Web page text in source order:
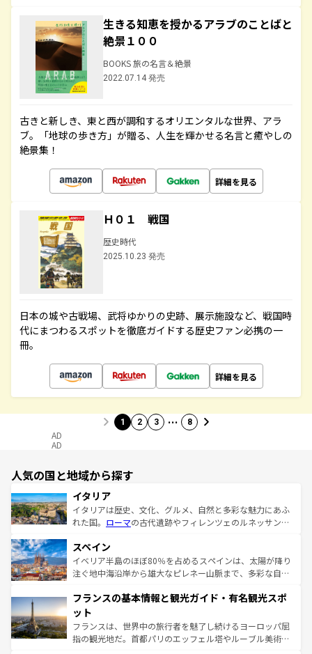
生きる知恵を授かるアラブのことばと
絶景１００
BOOKS 旅の名言＆絶景
2022.07.14 発売
古きと新しき、東と西が調和するオリエンタルな世界、アラ
ブ。「地球の歩き方」が贈る、人生を輝かせる名言と癒やしの
絶景集！
詳細を見る
Ｈ０１ 戦国
歴史時代
2025.10.23 発売
日本の城や古戦場、武将ゆかりの史跡、展示施設など、戦国時
代にまつわるスポットを徹底ガイドする歴史ファン必携の一
冊。
詳細を見る
1 2 3 … 8
AD
AD
人気の国と地域から探す
イタリア
イタリアは歴史、文化、グルメ、自然と多彩な魅力にあふ
れた国。 ローマの古代遺跡やフィレンツェのルネッサンス
ろん、トスカーナの美しい田園風景やアマルフィ海岸の絶
景など、自然景観も見逃せない。観光の合間には、本場の
ピザやパスタなど、絶品のイタリア料理を堪能することも
ませてくれるイタリアで、忘れられない旅をしてみよう！
なお、新着のイタリア情報は
しい。
スペイン
イベリア半島のほぼ80％を占めるスペインは、太陽が降り
注ぐ地中海沿岸から雄大なピレネー山脈まで、多彩な自然
文化が根付くこの国では、情熱的なフラメンコ、熱気あふ
れる闘牛、そして美味しいタパスが生活の一部となってい
る。首都マドリードの洗練された雰囲気や、バルセロナの
アートに溢れた街角から、地方では古代ローマ遺跡や中世
フランスの基本情報と観光ガイド・有名観光スポ
ット
フランスは、世界中の旅行者を魅了し続けるヨーロッパ屈
指の観光地だ。首都パリのエッフェル塔やルーブル美術館